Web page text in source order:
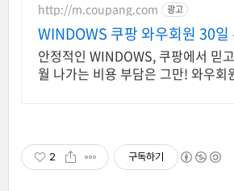
http://m.coupang.com 광고
WINDOWS 쿠팡 와우회원 30일
안정적인 WINDOWS, 쿠팡에서 믿
월 나가는 비용 부담은 그만! 와우회
2 구독하기